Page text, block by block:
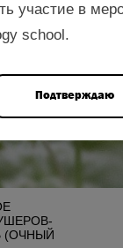
(ОЧНЫЙ
участие в
school.
Подтверждаю